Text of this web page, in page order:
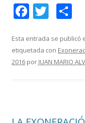
F
e
b
T
itt
er p
Esta entrada se publicó
etiquetada con
2016 por JUAN MARIO